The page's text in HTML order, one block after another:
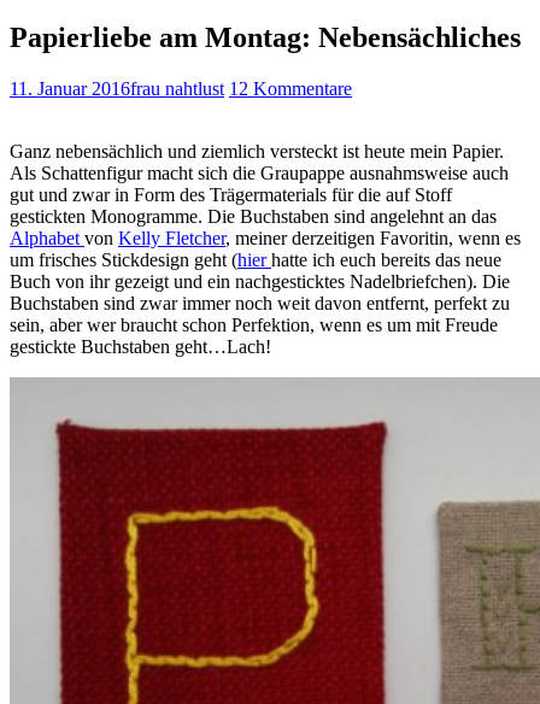
Papierliebe am Montag: Nebensächliches
11. Januar 2016frau nahtlust 12 Kommentare
Ganz nebensächlich und ziemlich versteckt ist heute mein Papier.
Als Schattenfigur macht sich die Graupappe ausnahmsweise auch
gut und zwar in Form des Trägermaterials für die auf Stoff
gestickten Monogramme. Die Buchstaben sind angelehnt an das
Alphabet von Kelly Fletcher, meiner derzeitigen Favoritin, wenn es
um frisches Stickdesign geht (hierhatte ich euch bereits das neue
Buch von ihr gezeigt und ein nachgesticktes Nadelbriefchen). Die
Buchstaben sind zwar immer noch weit davon entfernt, perfekt zu
sein, aber wer braucht schon Perfektion, wenn es um mit Freude
gestickte Buchstaben geht…Lach!